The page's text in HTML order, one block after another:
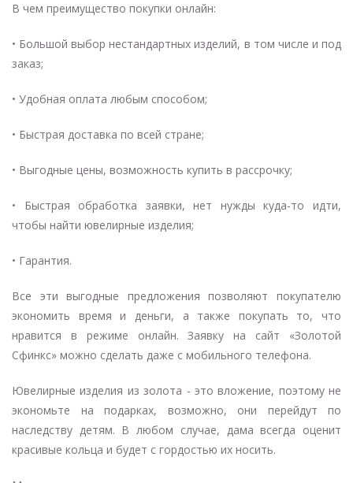
В чем преимущество покупки онлайн:
• Большой выбор нестандартных изделий, в том числе и под
заказ;
• Удобная оплата любым способом;
• Быстрая доставка по всей стране;
• Выгодные цены, возможность купить в рассрочку;
• Быстрая обработка заявки, нет нужды куда-то идти,
чтобы найти ювелирные изделия;
• Гарантия.
Все эти выгодные предложения позволяют покупателю
экономить время и деньги, а также покупать то, что
нравится в режиме онлайн. Заявку на сайт «Золотой
Сфинкс» можно сделать даже с мобильного телефона.
Ювелирные изделия из золота - это вложение, поэтому не
экономьте на подарках, возможно, они перейдут по
наследству детям. В любом случае, дама всегда оценит
красивые кольца и будет с гордостью их носить.